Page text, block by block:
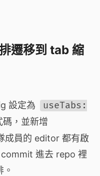
遷移到 tab 縮
設定為
useTabs:
碼，並新增
成員的 editor 都有啟
進去 repo 裡